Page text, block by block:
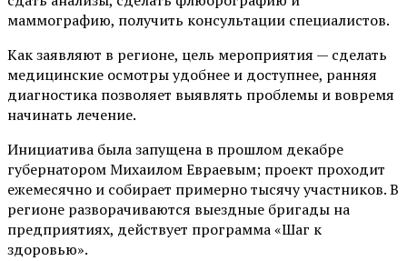
маммографию, получить консультации специалистов.
Как заявляют в регионе, цель мероприятия — сделать
медицинские осмотры удобнее и доступнее, ранняя
диагностика позволяет выявлять проблемы и вовремя
начинать лечение.
Инициатива была запущена в прошлом декабре
губернатором Михаилом Евраевым; проект проходит
ежемесячно и собирает примерно тысячу участников. В
регионе разворачиваются выездные бригады на
предприятиях, действует программа «Шаг к
здоровью».